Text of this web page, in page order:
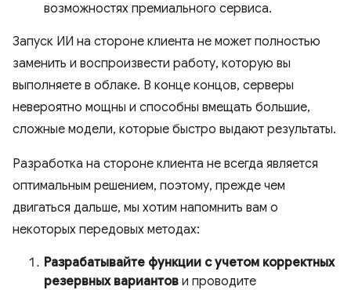
возможностях премиального сервиса.
Запуск ИИ на стороне клиента не может полностью
заменить и воспроизвести работу, которую вы
выполняете в облаке. В конце концов, серверы
невероятно мощны и способны вмещать большие,
сложные модели, которые быстро выдают результаты.
Разработка на стороне клиента не всегда является
оптимальным решением, поэтому, прежде чем
двигаться дальше, мы хотим напомнить вам о
некоторых передовых методах:
Разрабатывайте функции с учетом корректных
резервных вариантов и проводите